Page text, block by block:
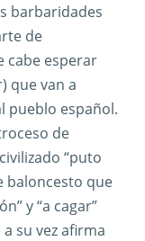
barbaridades
de
cabe esperar
que van a
pueblo español.
de
“puto
baloncesto que
y “a cagar”
su vez afirma